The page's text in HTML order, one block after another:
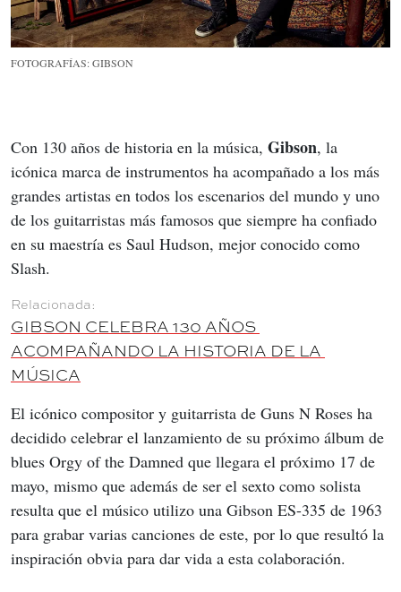
FOTOGRAFÍAS: GIBSON
Con 130 años de historia en la música, Gibson, la
icónica marca de instrumentos ha acompañado a los más
grandes artistas en todos los escenarios del mundo y uno
de los guitarristas más famosos que siempre ha confiado
en su maestría es Saul Hudson, mejor conocido como
Slash.
GIBSON CELEBRA 130 AÑOS
ACOMPAÑANDO LA HISTORIA DE LA
MÚSICA
El icónico compositor y guitarrista de Guns N Roses ha
decidido celebrar el lanzamiento de su próximo álbum de
blues Orgy of the Damned que llegara el próximo 17 de
mayo, mismo que además de ser el sexto como solista
resulta que el músico utilizo una Gibson ES-335 de 1963
para grabar varias canciones de este, por lo que resultó la
inspiración obvia para dar vida a esta colaboración.